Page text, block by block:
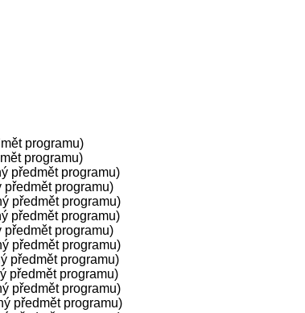
programu)
programu)
předmět programu)
předmět programu)
předmět programu)
předmět programu)
předmět programu)
předmět programu)
předmět programu)
předmět programu)
předmět programu)
předmět programu)